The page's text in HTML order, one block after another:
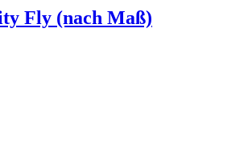
Fly (nach Maß)